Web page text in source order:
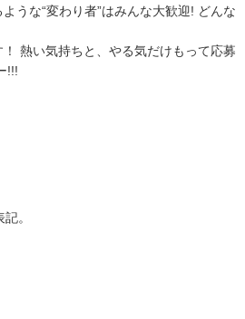
うな“変わり者”はみんな大歓迎! どんな
熱い気持ちと、やる気だけもって応募
!!!
。